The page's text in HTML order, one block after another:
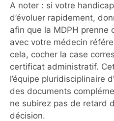
A noter : si votre
d’évoluer rapidement,
afin que la MDPH prenne
avec votre médecin
cela, cocher la case
certificat administratif.
l’équipe pluridisciplinaire
des documents
ne subirez pas de retard
décision.